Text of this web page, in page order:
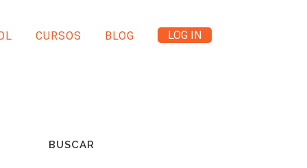
CURSOS BLOG LOG IN
BUSCAR